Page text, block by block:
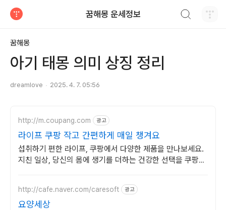
꿈해몽 운세정보
꿈해몽
아기 태몽 의미 상징 정리
dreamlove 2025. 4. 7. 05:56
http://m.coupang.com 광고
라이프 쿠팡 작고 간편하게 매일 챙겨요
섭취하기 편한 라이프, 쿠팡에서 다양한 제품을 만나보세요.
지친 일상, 당신의 몸에 생기를 더하는 건강한 선택을 쿠팡에
http://cafe.naver.com/caresoft 광고
요양세상